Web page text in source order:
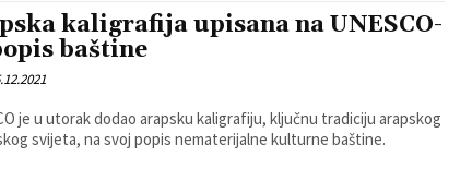
kaligrafija upisana na UNESCO-
baštine
je u utorak dodao arapsku kaligrafiju, ključnu tradiciju arapskog
svijeta, na svoj popis nematerijalne kulturne baštine.